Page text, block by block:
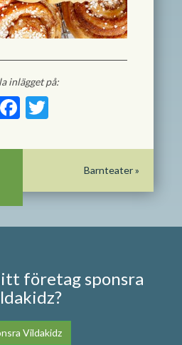
inlägget på:
Facebook
Twitter
Barnteater»
företag sponsra
Vildakidz